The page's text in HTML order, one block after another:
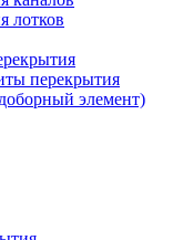
лотков
перекрытия
элемент)